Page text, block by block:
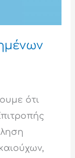
ότι